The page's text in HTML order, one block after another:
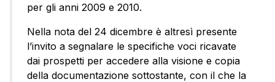
per gli anni 2009 e 2010.
Nella nota del 24 dicembre è altresì presente
l’invito a segnalare le specifiche voci ricavate
dai prospetti per accedere alla visione e copia
della documentazione sottostante, con il che la